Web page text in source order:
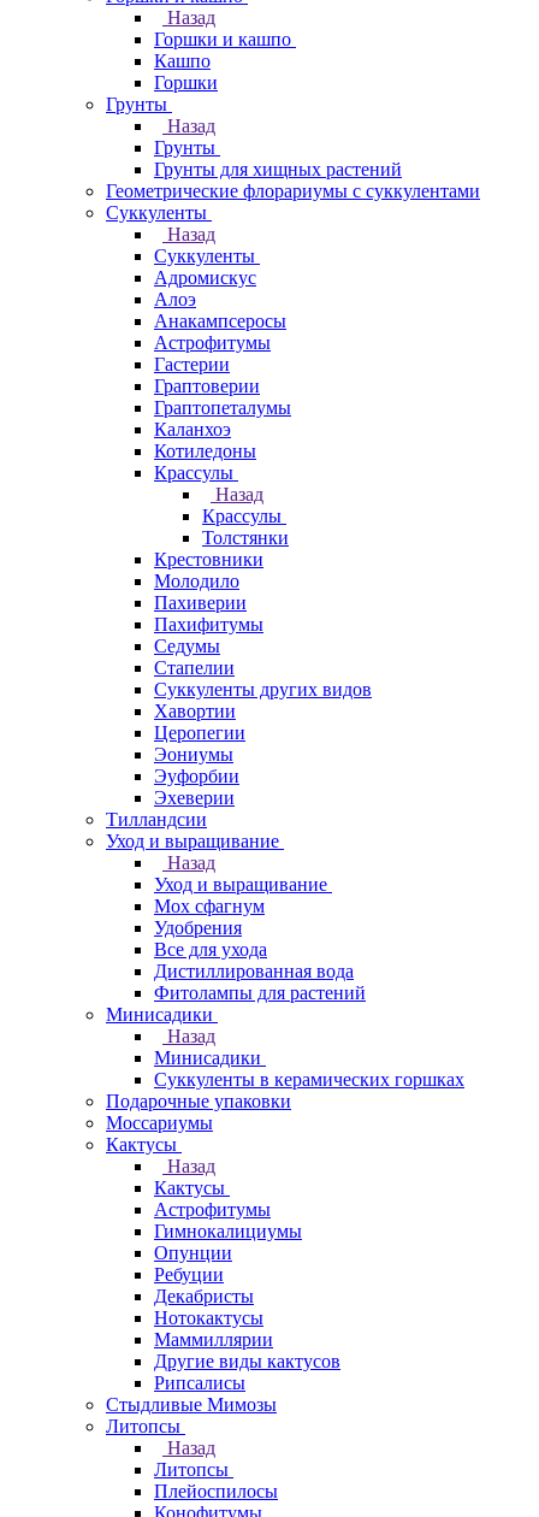
Назад
Горшки и кашпо
Кашпо
Горшки
Грунты
Назад
Грунты
Грунты для хищных растений
Геометрические флорариумы с суккулентами
Суккуленты
Назад
Суккуленты
Адромискус
Алоэ
Анакампсеросы
Астрофитумы
Гастерии
Граптоверии
Граптопеталумы
Каланхоэ
Котиледоны
Крассулы
Назад
Крассулы
Толстянки
Крестовники
Молодило
Пахиверии
Пахифитумы
Седумы
Стапелии
Суккуленты других видов
Хавортии
Церопегии
Эониумы
Эуфорбии
Эхеверии
Тилландсии
Уход и выращивание
Назад
Уход и выращивание
Мох сфагнум
Удобрения
Все для ухода
Дистиллированная вода
Фитолампы для растений
Минисадики
Назад
Минисадики
Суккуленты в керамических горшках
Подарочные упаковки
Моссариумы
Кактусы
Назад
Кактусы
Астрофитумы
Гимнокалициумы
Опунции
Ребуции
Декабристы
Нотокактусы
Маммиллярии
Другие виды кактусов
Рипсалисы
Стыдливые Мимозы
Литопсы
Назад
Литопсы
Плейоспилосы
Конофитумы